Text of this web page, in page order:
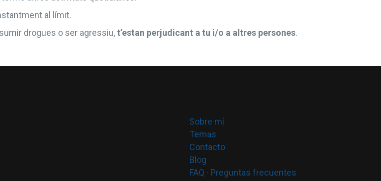
al límit.
drogues o ser agressiu,t’estan perjudicant a tu i/o a altres persones.
Sobre mí
Temas
Contacto
Blog
FAQ · Preguntas frecuentes